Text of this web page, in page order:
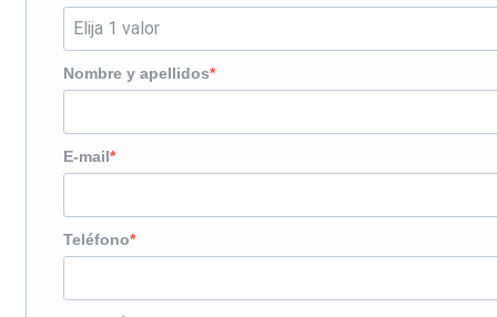
Nombre y apellidos
E-mail
Teléfono